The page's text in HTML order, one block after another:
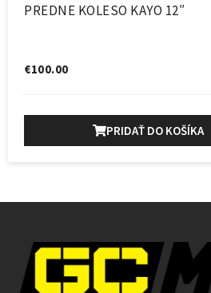
PREDNE KOLESO KAYO 12″
€100.00
PRIDAŤ DO KOŠÍKA